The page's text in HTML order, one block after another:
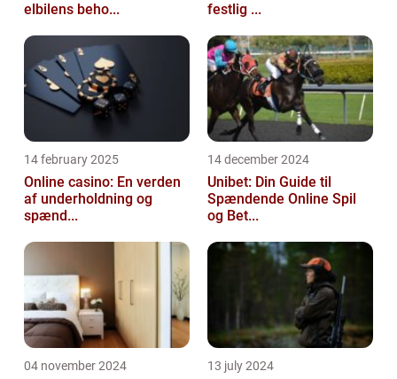
elbilens beho...
festlig ...
14 february 2025
Online casino: En verden
af underholdning og
spænd...
14 december 2024
Unibet: Din Guide til
Spændende Online Spil
og Bet...
04 november 2024 13 july 2024